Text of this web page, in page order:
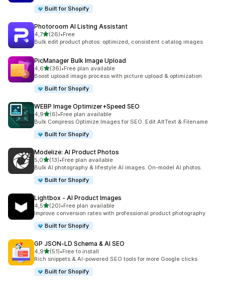
Built for Shopify
Photoroom AI Listing Assistant
4,7na 5 gwiazdek
(26)
Łączna liczba recenzji: 26
•Free
Bulk edit product photos: optimized, consistent catalog images
PicManager Bulk Image Upload
4,6na 5 gwiazdek
(36)
Łączna liczba recenzji: 36
•Free plan available
Boost upload image process with picture upload & optimization
Built for Shopify
WEBP Image Optimizer+Speed SEO
4,9na 5 gwiazdek
(6)
Łączna liczba recenzji: 6
•Free plan available
Bulk Compress Optimize Images for SEO. Edit AltText & Filename
Built for Shopify
Modelize: AI Product Photos
5,0na 5 gwiazdek
(13)
Łączna liczba recenzji: 13
•Free plan available
Bulk AI photography & lifestyle AI images. On-model AI photos.
Built for Shopify
Lightbox ‑ AI Product Images
4,5na 5 gwiazdek
(20)
Łączna liczba recenzji: 20
•Free plan available
Improve conversion rates with professional product photography
Built for Shopify
GP JSON‑LD Schema & AI SEO
4,9na 5 gwiazdek
(51)
Łączna liczba recenzji: 51
•Free to install
Rich snippets & AI-powered SEO tools for more Google clicks
Built for Shopify